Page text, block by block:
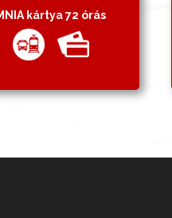
kártya 72 órás